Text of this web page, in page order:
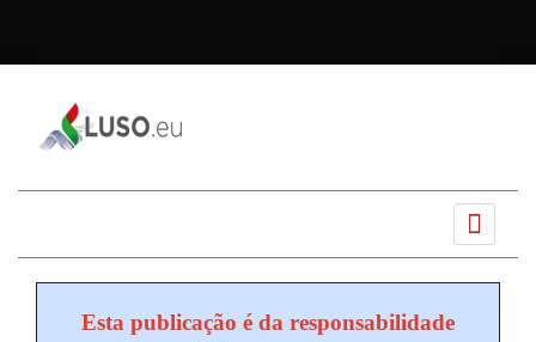
Esta publicação é da responsabilidade
Ano
Mês
Próximo
Próximo